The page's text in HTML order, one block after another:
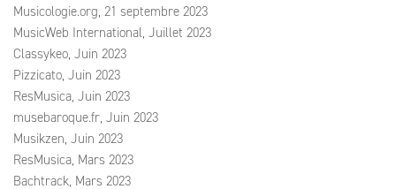
Musicologie.org, 21 septembre 2023
MusicWeb International, Juillet 2023
Classykeo, Juin 2023
Pizzicato, Juin 2023
ResMusica, Juin 2023
musebaroque.fr, Juin 2023
Musikzen, Juin 2023
ResMusica, Mars 2023
Bachtrack, Mars 2023